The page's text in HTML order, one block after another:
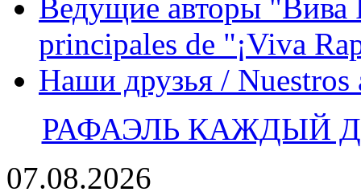
Ведущие авторы "Вива
principales de "¡Viva
Наши друзья / Nuestros
РАФАЭЛЬ КАЖДЫЙ
07.08.2026